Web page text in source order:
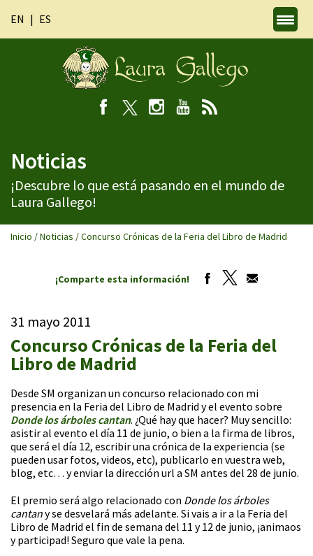
EN ES
Noticias
¡Descubre lo que está pasando en el mundo de
Laura Gallego!
Inicio /Noticias /Concurso Crónicas de la Feria del Libro de Madrid
¡Comparte esta información!
31 mayo 2011
Concurso Crónicas de la Feria del
Libro de Madrid
Desde SM organizan un concurso relacionado con mi
presencia en la Feria del Libro de Madrid y el evento sobre
Donde los árboles cantan. ¿Qué hay que hacer? Muy sencillo:
asistir al evento el día 11 de junio, o bien a la firma de libros,
que será el día 12, escribir una crónica de la experiencia (se
pueden usar fotos, videos, etc), publicarlo en vuestra web,
blog, etc… y enviar la dirección url a SM antes del 28 de junio.
El premio será algo relacionado con Donde los árboles
cantany se desvelará más adelante. Si vais a ir a la Feria del
Libro de Madrid el fin de semana del 11 y 12 de junio, ¡animaos
y participad! Seguro que vale la pena.